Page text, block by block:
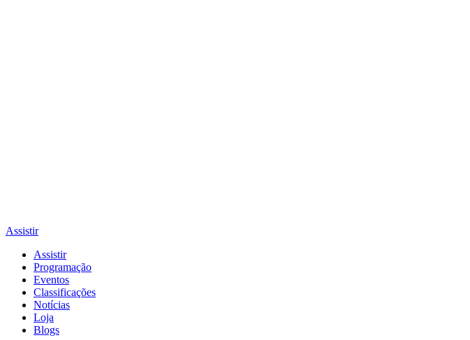
Assistir
Assistir
Programação
Eventos
Classificações
Notícias
Loja
Blogs